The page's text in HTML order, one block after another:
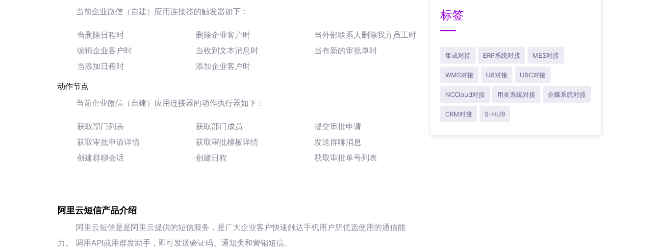
当前企业微信（自建）应用连接器的触发器如下：
当删除日程时
编辑企业客户时
当添加日程时
删除企业客户时
当收到文本消息时
添加企业客户时
当外部联系人删除我方员工时
当有新的审批单时
动作节点
当前企业微信（自建）应用连接器的动作执行器如下：
获取部门列表
获取审批申请详情
创建群聊会话
获取部门成员
获取审批模板详情
创建日程
提交审批申请
发送群聊消息
获取审批单号列表
阿里云短信产品介绍
阿里云短信是是阿里云提供的短信服务，是广大企业客户快速触达手机用户所优选使用的通信能
力。 调用API或用群发助手，即可发送验证码、通知类和营销短信。
标签
集成对接 ERP系统对接 MES对接
WMS对接 U8对接 U9C对接
NCCloud对接 用友系统对接 金蝶系统对接
CRM对接 S-HUB